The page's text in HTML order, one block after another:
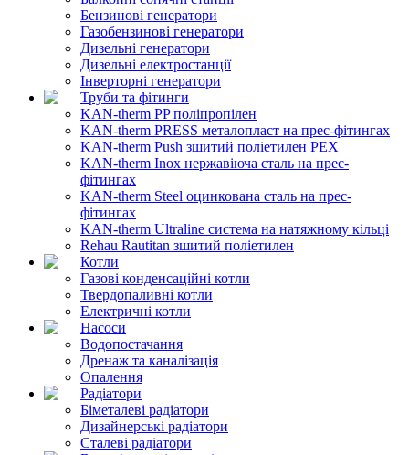
Бензинові генератори
Газобензинові генератори
Дизельні генератори
Дизельні електростанції
Інверторні генератори
Труби та фітинги
KAN-therm PP поліпропілен
KAN-therm PRESS металопласт на прес-фітингах
KAN-therm Push зшитий поліетилен PEX
KAN-therm Inox нержавіюча сталь на прес-
фітингах
KAN-therm Steel оцинкована сталь на прес-
фітингах
KAN-therm Ultraline система на натяжному кільці
Rehau Rautitan зшитий поліетилен
Котли
Газові конденсаційні котли
Твердопаливні котли
Електричні котли
Насоси
Водопостачання
Дренаж та каналізація
Опалення
Радіатори
Біметалеві радіатори
Дизайнерські радіатори
Сталеві радіатори